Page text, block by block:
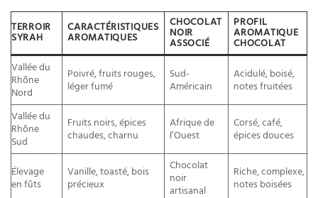
TERROIR
SYRAH
CARACTÉRISTIQUES
AROMATIQUES
CHOCOLAT
NOIR
ASSOCIÉ
PROFIL
AROMATIQUE
CHOCOLAT
Vallée du
Rhône
Nord
Poivré, fruits rouges,
léger fumé
Sud-
Américain
Acidulé, boisé,
notes fruitées
Vallée du
Rhône
Sud
Fruits noirs, épices
chaudes, charnu
Afrique de
l’Ouest
Corsé, café,
épices douces
Élevage
en fûts
Vanille, toasté, bois
précieux
Chocolat
noir
artisanal
Riche, complexe,
notes boisées